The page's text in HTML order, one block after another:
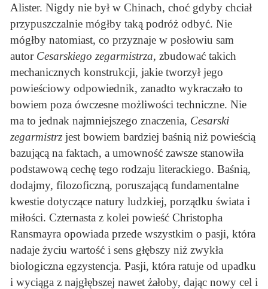
Alister. Nigdy nie był w Chinach, choć gdyby chciał
przypuszczalnie mógłby taką podróż odbyć. Nie
mógłby natomiast, co przyznaje w posłowiu sam
autor Cesarskiego zegarmistrza, zbudować takich
mechanicznych konstrukcji, jakie tworzył jego
powieściowy odpowiednik, zanadto wykraczało to
bowiem poza ówczesne możliwości techniczne. Nie
ma to jednak najmniejszego znaczenia, Cesarski
zegarmistrzjest bowiem bardziej baśnią niż powieścią
bazującą na faktach, a umowność zawsze stanowiła
podstawową cechę tego rodzaju literackiego. Baśnią,
dodajmy, filozoficzną, poruszającą fundamentalne
kwestie dotyczące natury ludzkiej, porządku świata i
miłości. Czternasta z kolei powieść Christopha
Ransmayra opowiada przede wszystkim o pasji, która
nadaje życiu wartość i sens głębszy niż zwykła
biologiczna egzystencja. Pasji, która ratuje od upadku
i wyciąga z najgłębszej nawet żałoby, dając nowy cel i